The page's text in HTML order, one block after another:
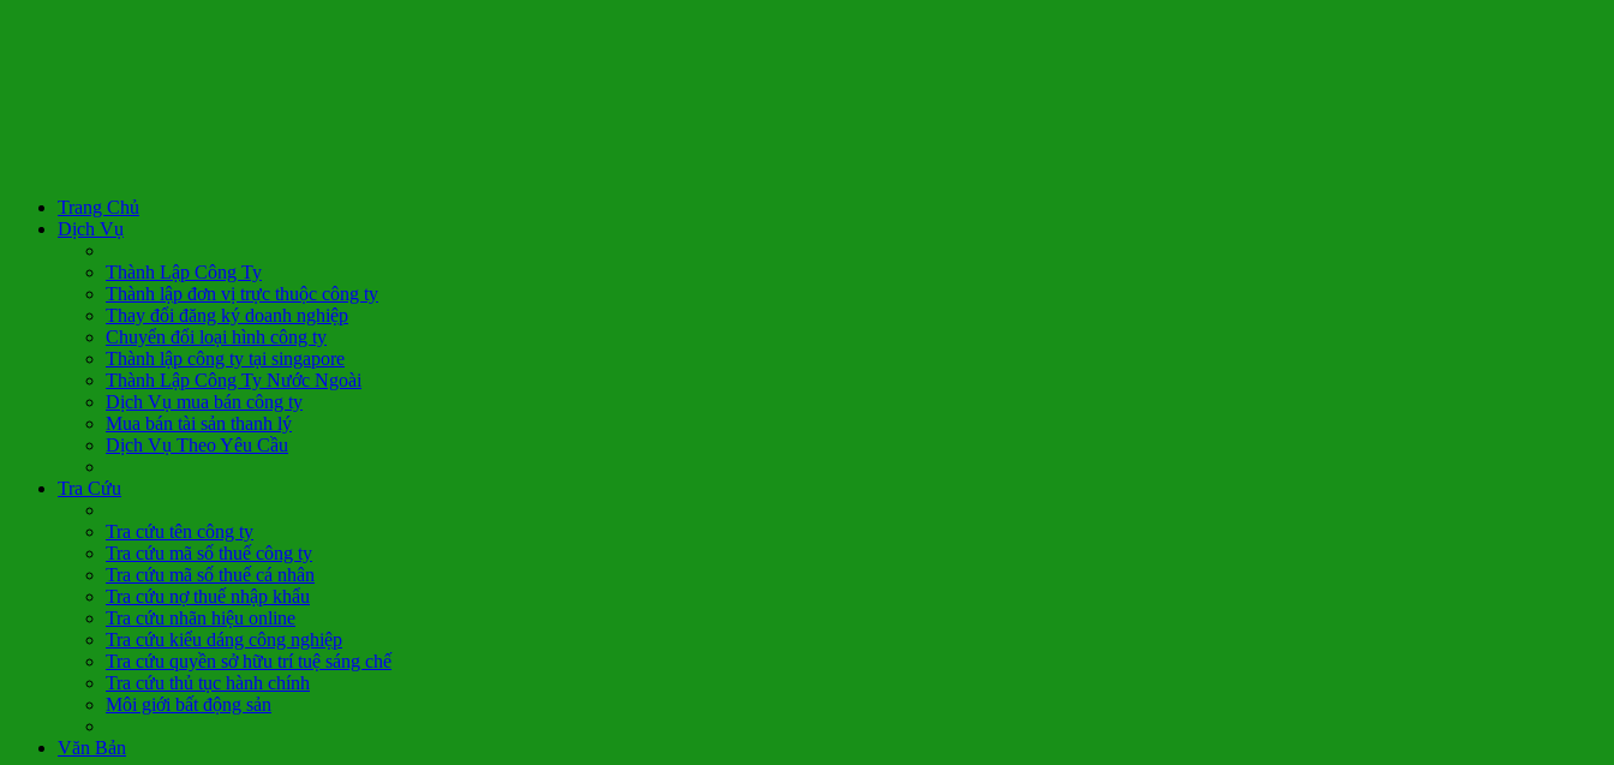
Trang Chủ
Dịch Vụ
Thành Lập Công Ty
Thành lập đơn vị trực thuộc công ty
Thay đổi đăng ký doanh nghiệp
Chuyển đổi loại hình công ty
Thành lập công ty tại singapore
Thành Lập Công Ty Nước Ngoài
Dịch Vụ mua bán công ty
Mua bán tài sản thanh lý
Dịch Vụ Theo Yêu Cầu
Tra Cứu
Tra cứu tên công ty
Tra cứu mã số thuế công ty
Tra cứu mã số thuế cá nhân
Tra cứu nợ thuế nhập khẩu
Tra cứu nhãn hiệu online
Tra cứu kiểu dáng công nghiệp
Tra cứu quyền sở hữu trí tuệ sáng chế
Tra cứu thủ tục hành chính
Môi giới bất động sản
Văn Bản